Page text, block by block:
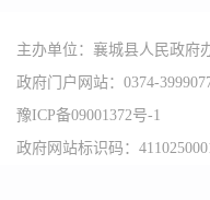
主办单位：襄城县人民政府
政府门户网站：0374-
豫ICP备09001372号-1
政府网站标识码：